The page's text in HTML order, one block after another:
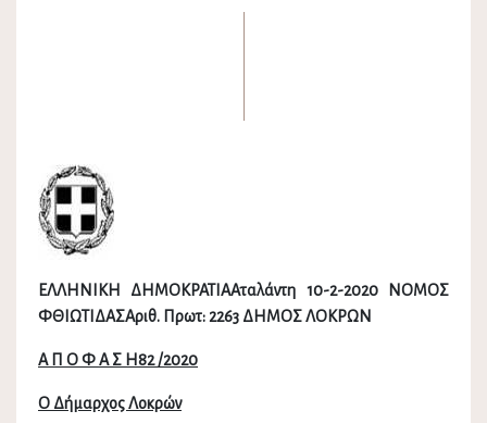
ΕΛΛΗΝΙΚΗ ΔΗΜΟΚΡΑΤΙΑΑταλάντη 10-2-2020 ΝΟΜΟΣ
ΦΘΙΩΤΙΔΑΣΑριθ. Πρωτ: 2263 ΔΗΜΟΣ ΛΟΚΡΩΝ
Α Π Ο Φ Α Σ Η82 /2020
Ο Δήμαρχος Λοκρών